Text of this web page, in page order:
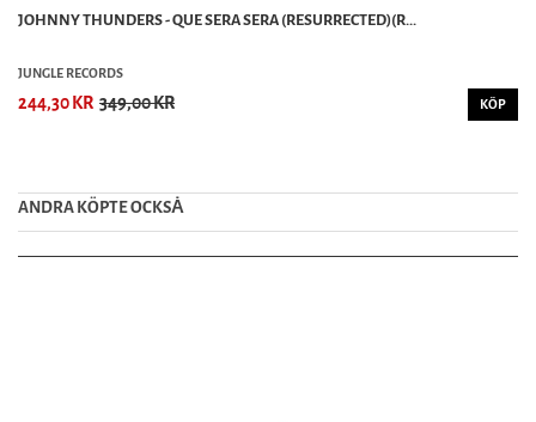
JOHNNY THUNDERS - QUE SERA SERA (RESURRECTED)(R...
JUNGLE RECORDS
244,30 KR 349,00 KR KÖP
ANDRA KÖPTE OCKSȦ